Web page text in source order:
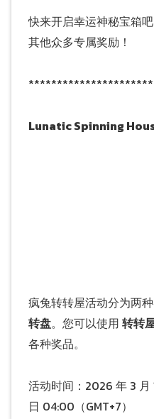
快来开启幸运神秘宝箱
其他众多专属奖励！
Lunatic Spinning
疯兔转转屋活动分为两种
转盘。您可以使用 转转
各种奖品。
活动时间：2026 年 3 月
日 04:00（GMT+7）